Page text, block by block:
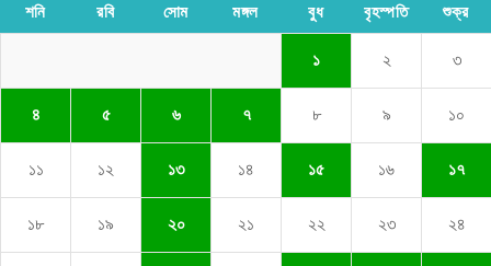
শনি রবি সোম মঙ্গল বুধ বৃহস্পতি শুক্র
১ ২ ৩
৪ ৫ ৬ ৭ ৮ ৯ ১০
১১ ১২ ১৩ ১৪ ১৫ ১৬ ১৭
১৮ ১৯ ২০ ২১ ২২ ২৩ ২৪